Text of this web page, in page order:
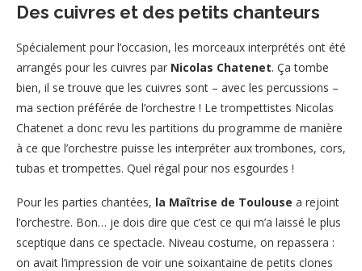
Des cuivres et des petits chanteurs
Spécialement pour l’occasion, les morceaux interprétés ont été
arrangés pour les cuivres par Nicolas Chatenet. Ça tombe
bien, il se trouve que les cuivres sont – avec les percussions –
ma section préférée de l’orchestre ! Le trompettistes Nicolas
Chatenet a donc revu les partitions du programme de manière
à ce que l’orchestre puisse les interpréter aux trombones, cors,
tubas et trompettes. Quel régal pour nos esgourdes !
Pour les parties chantées, la Maîtrise de Toulouse a rejoint
l’orchestre. Bon… je dois dire que c’est ce qui m’a laissé le plus
sceptique dans ce spectacle. Niveau costume, on repassera :
on avait l’impression de voir une soixantaine de petits clones